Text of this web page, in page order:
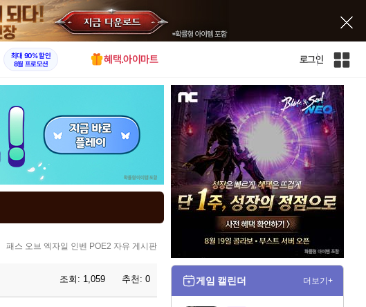
최대 90% 할인
8월 프로모션
혜택.아이마트 로그인
인
전
체
사
패스 오브 엑자일 인벤 POE2 자유 게시판
조회: 1,059 추천: 0 게임 캘린더 더보기+